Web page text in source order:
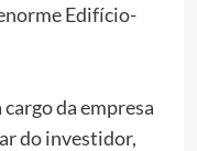
Edifício-
da empresa
do investidor,